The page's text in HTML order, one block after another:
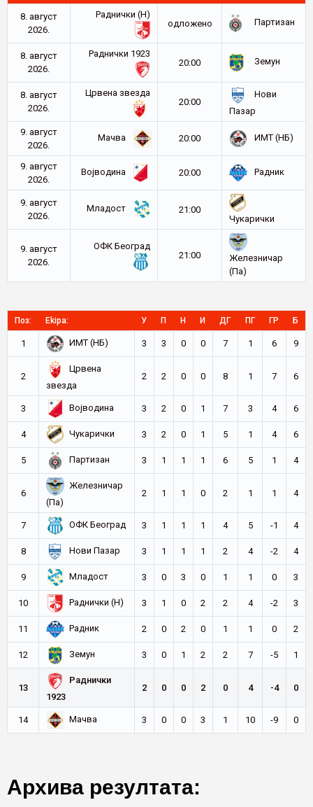
8. август
2026.
Раднички (Н)
oдложено
Партизан
8. август
2026.
Раднички 1923
20:00
Земун
8. август
2026.
Црвена звезда
20:00
Нови
Пазар
9. август
2026.
Мачва 20:00 ИМТ (НБ)
9. август
2026.
Војводина 20:00 Радник
9. август
2026.
Младост
21:00
Чукарички
9. август
2026.
ОФК Београд
21:00
Железничар
(Па)
Поз: Ekipa: У П Н И ДГ ПГ ГР Б
1 ИМТ (НБ) 3 3 0 0 7 1 6 9
2
Црвена
звезда
2 2 0 0 8 1 7 6
3 Војводина 3 2 0 1 7 3 4 6
4 Чукарички 3 2 0 1 5 1 4 6
5 Партизан 3 1 1 1 6 5 1 4
6
Железничар
(Па)
2 1 1 0 2 1 1 4
7 ОФК Београд 3 1 1 1 4 5 -1 4
8 Нови Пазар 3 1 1 1 2 4 -2 4
9 Младост 3 0 3 0 1 1 0 3
10 Раднички (Н) 3 1 0 2 2 4 -2 3
11 Радник 2 0 2 0 1 1 0 2
12 Земун 3 0 1 2 2 7 -5 1
13
Раднички
1923
2 0 0 2 0 4 -4 0
14 Мачва 3 0 0 3 1 10 -9 0
Архива резултата: